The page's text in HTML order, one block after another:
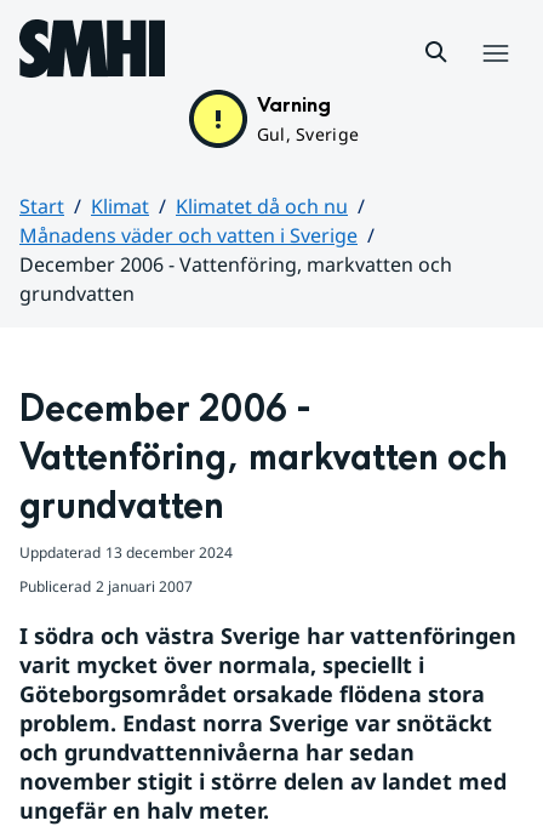
Hoppa till sidans innehåll
Varning
Gul, Sverige
Start Klimat
Klimatet då och nu
Månadens väder och vatten i Sverige
December 2006 - Vattenföring, markvatten och
grundvatten
December 2006 -
Vattenföring, markvatten och
grundvatten
Uppdaterad 13 december 2024
Publicerad 2 januari 2007
I södra och västra Sverige har vattenföringen
varit mycket över normala, speciellt i
Göteborgsområdet orsakade flödena stora
problem. Endast norra Sverige var snötäckt
och grundvattennivåerna har sedan
november stigit i större delen av landet med
ungefär en halv meter.